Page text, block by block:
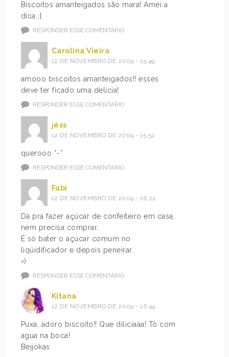
Biscoitos amanteigados são mara! Amei a
dica ;]
RESPONDER ESSE COMENTÁRIO
Carolina Vieira
12 DE NOVEMBRO DE 2009 - 15:49
amooo biscoitos amanteigados!! esses
deve ter ficado uma delicia!
RESPONDER ESSE COMENTÁRIO
jéss
12 DE NOVEMBRO DE 2009 - 15:52
querooo *-*
RESPONDER ESSE COMENTÁRIO
Fabi
12 DE NOVEMBRO DE 2009 - 16:22
Dá pra fazer açúcar de confeiteiro em casa,
nem precisa comprar.
É só bater o açúcar comum no
liqüidificador e depois peneirar..
=)
RESPONDER ESSE COMENTÁRIO
Kitana
12 DE NOVEMBRO DE 2009 - 16:44
Puxa, adoro biscoito!! Que diliciaaa! Tô com
agua na boca!
Beijokas